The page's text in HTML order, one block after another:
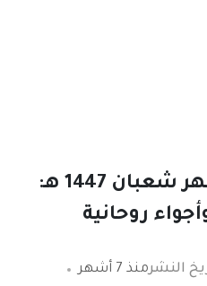
اليوم الأول من شهر شعبان 1447 هـ:
روحانية
النشرمنذ 7 أشهر